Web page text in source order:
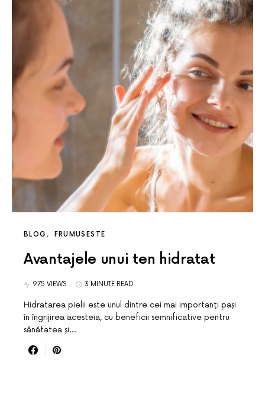
BLOG FRUMUSESTE
Avantajele unui ten hidratat
975 VIEWS 3 MINUTE READ
Hidratarea pielii este unul dintre cei mai importanți pași
în îngrijirea acesteia, cu beneficii semnificative pentru
sănătatea și…